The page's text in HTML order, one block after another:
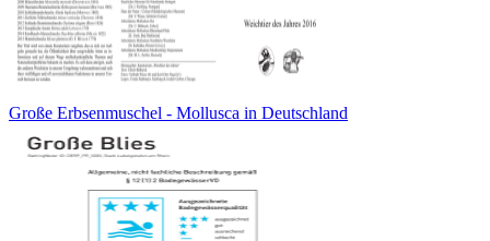
Große Erbsenmuschel - Mollusca in Deutschland